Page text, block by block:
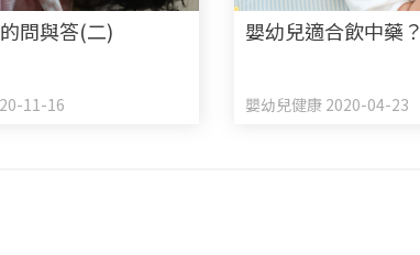
問與答(二)
11-16
嬰幼兒適合飲中藥？
嬰幼兒健康 2020-04-23